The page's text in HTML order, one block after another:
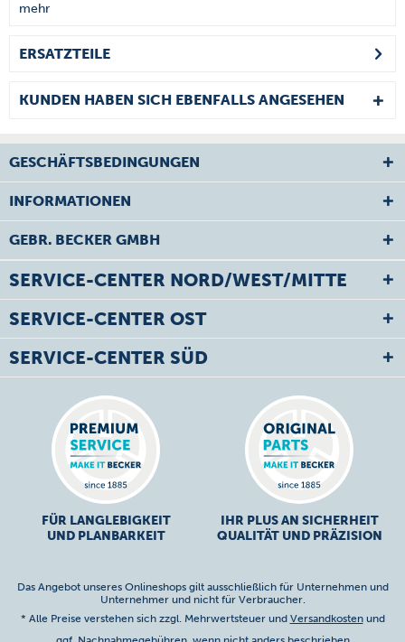
mehr
ERSATZTEILE
KUNDEN HABEN SICH EBENFALLS ANGESEHEN
GESCHÄFTSBEDINGUNGEN
INFORMATIONEN
GEBR. BECKER GMBH
SERVICE-CENTER NORD/WEST/MITTE
SERVICE-CENTER OST
SERVICE-CENTER SÜD
FÜR LANGLEBIGKEIT
UND PLANBARKEIT
IHR PLUS AN SICHERHEIT
QUALITÄT UND PRÄZISION
Das Angebot unseres Onlineshops gilt ausschließlich für Unternehmen und
Unternehmer und nicht für Verbraucher.
* Alle Preise verstehen sich zzgl. Mehrwertsteuer und Versandkostenund